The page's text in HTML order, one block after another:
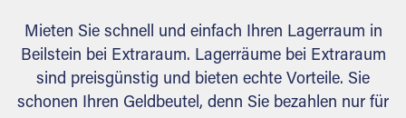
Mieten Sie schnell und einfach Ihren Lagerraum in
Beilstein bei Extraraum. Lagerräume bei Extraraum
sind preisgünstig und bieten echte Vorteile. Sie
schonen Ihren Geldbeutel, denn Sie bezahlen nur für